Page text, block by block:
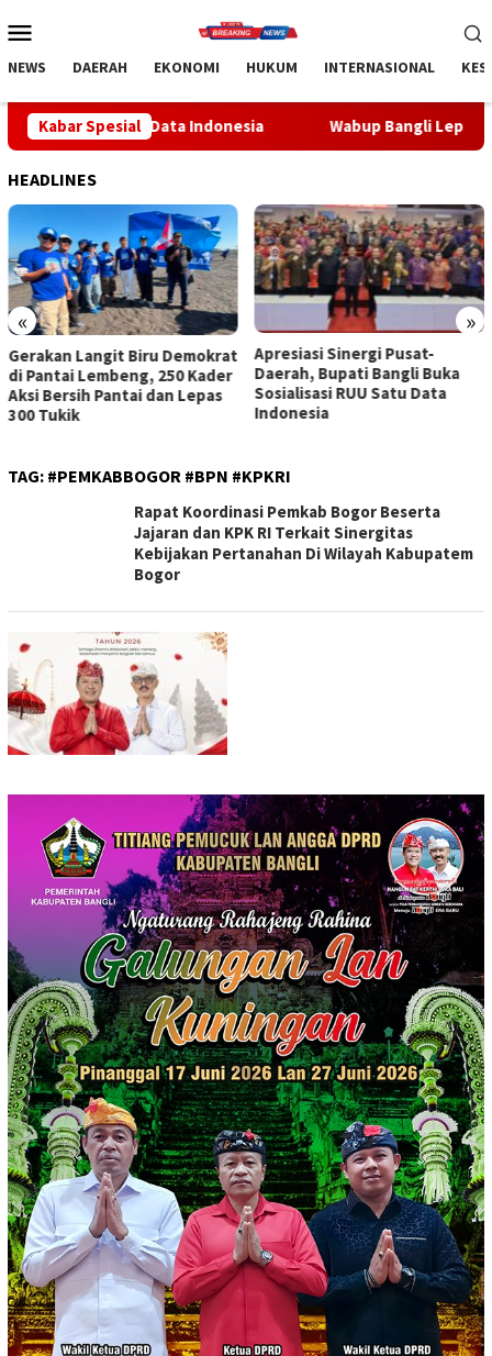
ke
Mobile
NEWS DAERAH EKONOMI HUKUM INTERNASIONAL
Kabar Spesial
Data Indonesia Wabup Bangli Lepas Jalan Santai,
HEADLINES
« »
Apresiasi Sinergi Pusat-
Daerah, Bupati Bangli Buka
Sosialisasi RUU Satu Data
Indonesia
Wabup Bangli Lepas Jalan
Santai, Awali Rangkaian
Peringatan HUT ke-81
Kemerdekaan RI
TAG: #PEMKABBOGOR #BPN #KPKRI
Rapat Koordinasi Pemkab Bogor Beserta
Jajaran dan KPK RI Terkait Sinergitas
Kebijakan Pertanahan Di Wilayah Kabupatem
Bogor